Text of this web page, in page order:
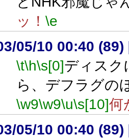
ッ！ \e
05/10 00:40 (89)
\t\h\s[0]ディスク
ら、デフラグの
\w9\w9\u\s[10]何
05/10 00:40 (89)